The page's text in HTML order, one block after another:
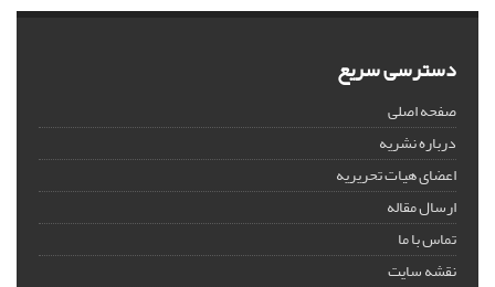
دسترسی سریع
صفحه اصلی
درباره نشریه
اعضای هیات تحریریه
ارسال مقاله
تماس با ما
نقشه سایت